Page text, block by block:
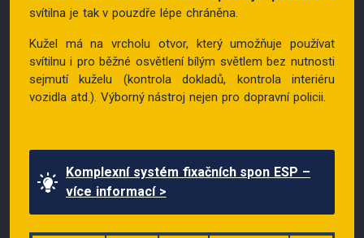
svítilna je tak v pouzdře lépe chráněna.
Kužel má na vrcholu otvor, který umožňuje používat
svítilnu i pro běžné osvětlení bílým světlem bez nutnosti
sejmutí kuželu (kontrola dokladů, kontrola interiéru
vozidla atd.). Výborný nástroj nejen pro dopravní policii.
Komplexní systém fixačních spon ESP –
více informací >